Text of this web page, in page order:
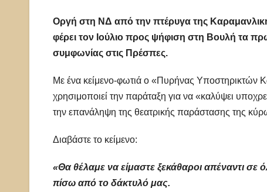
Οργή στη ΝΔ από την πτέρυγα της
φέρει τον Ιούλιο προς ψήφιση στη Βουλή τα
συμφωνίας στις Πρέσπες.
Με ένα κείμενο-φωτιά ο «Πυρήνας Υποστηρικτών
χρησιμοποιεί την παράταξη για να «καλύψει
την επανάληψη της θεατρικής παράστασης της
Διαβάστε το κείμενο:
«Θα θέλαμε να είμαστε ξεκάθαροι απέναντι σε
πίσω από το δάκτυλό μας.